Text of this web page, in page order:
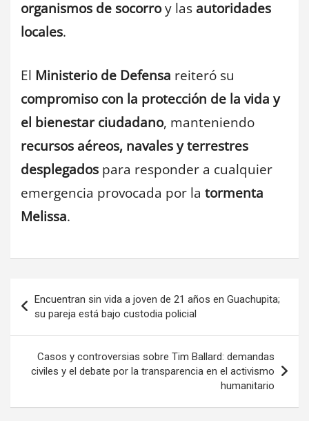
organismos de socorroy las autoridades
locales.
El Ministerio de Defensa reiteró su
compromiso con la protección de la vida y
el bienestar ciudadano, manteniendo
recursos aéreos, navales y terrestres
desplegados para responder a cualquier
emergencia provocada por la tormenta
Melissa.
Navegación
de
entradas
Encuentran sin vida a joven de 21 años en Guachupita;
su pareja está bajo custodia policial
Casos y controversias sobre Tim Ballard: demandas
civiles y el debate por la transparencia en el activismo
humanitario